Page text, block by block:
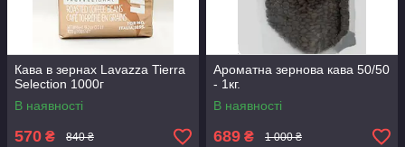
Кава в зернах Lavazza Tierra
Selection 1000г
В наявності
570 ₴ 840 ₴
Ароматна зернова кава 50/50
- 1кг.
В наявності
689 ₴ 1 000 ₴